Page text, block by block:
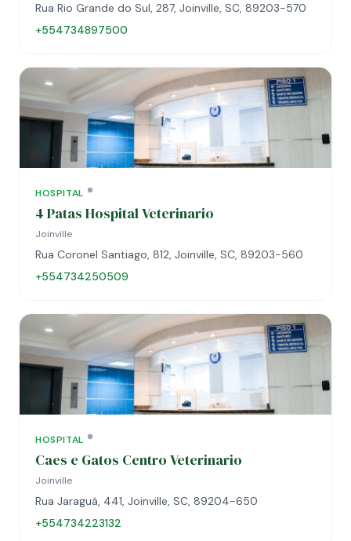
Rua Rio Grande do Sul, 287, Joinville, SC, 89203-570
+554734897500
HOSPITAL
4 Patas Hospital Veterinario
Joinville
Rua Coronel Santiago, 812, Joinville, SC, 89203-560
+554734250509
HOSPITAL
Caes e Gatos Centro Veterinario
Joinville
Rua Jaraguá, 441, Joinville, SC, 89204-650
+554734223132